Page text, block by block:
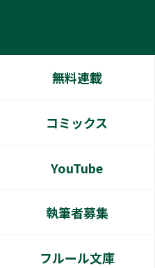
無料連載
コミックス
YouTube
執筆者募集
フルール文庫